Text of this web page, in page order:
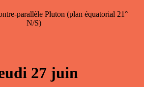
parallèle Pluton (plan équatorial 21°
N/S)
27 juin